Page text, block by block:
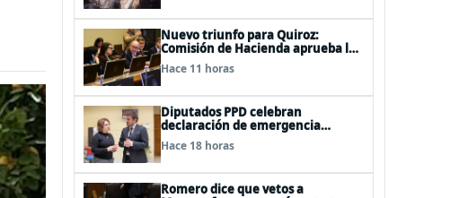
Nuevo triunfo para Quiroz:
Comisión de Hacienda aprueba los
vetos a la Megarreforma
Hace 11 horas
Diputados PPD celebran
declaración de emergencia
agrícola a La Araucanía y piden
agilizar ayudas económicas a
Hace 18 horas
Romero dice que vetos a